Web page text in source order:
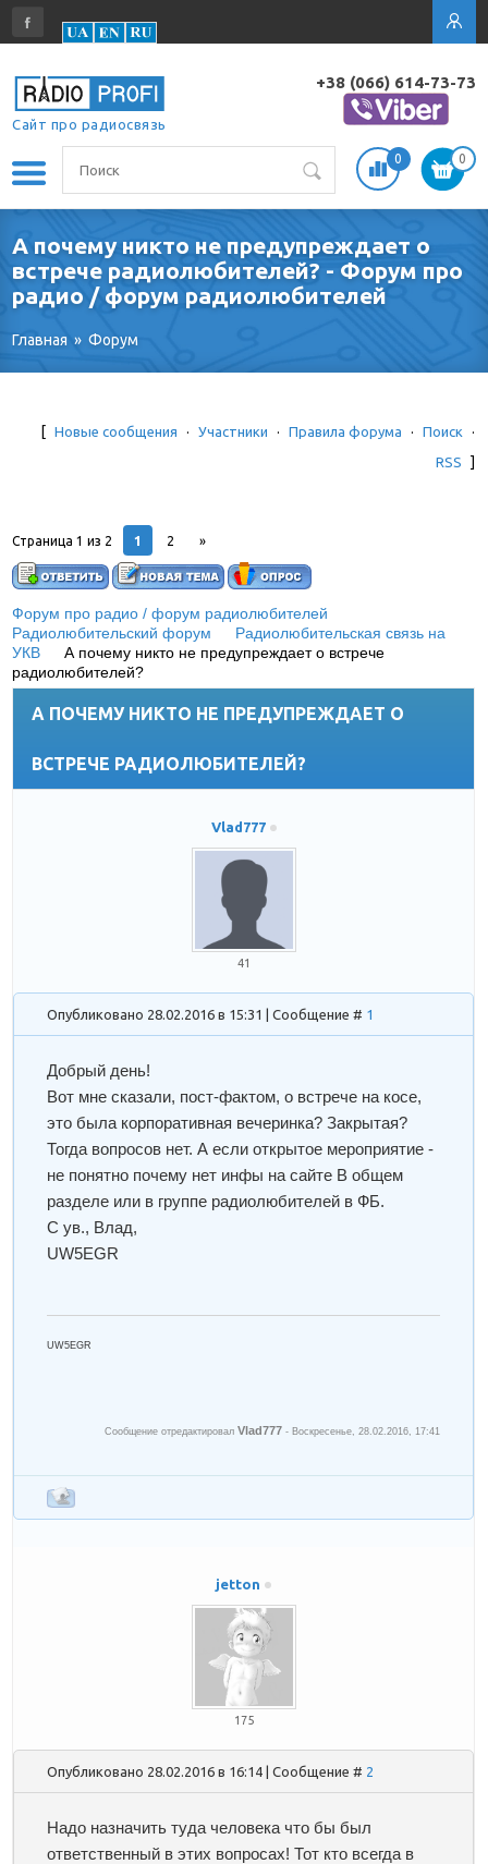
Сайт про радиосвязь
+38 (066) 614-73-73
0 0
А почему никто не предупреждает о
встрече радиолюбителей? - Форум про
радио / форум радиолюбителей
Главная » Форум
[ Новые сообщения · Участники · Правила форума · Поиск
·
RSS
]
Страница1 из 2 1 2 »
Форум про радио / форум радиолюбителей
Радиолюбительский форум
Радиолюбительская связь на
УКВ
А почему никто не предупреждает о встрече
радиолюбителей?
А ПОЧЕМУ НИКТО НЕ ПРЕДУПРЕЖДАЕТ О
ВСТРЕЧЕ РАДИОЛЮБИТЕЛЕЙ?
Vlad777
41
Опубликовано 28.02.2016 в 15:31 | Сообщение # 1
Добрый день!
Вот мне сказали, пост-фактом, о встрече на косе,
это была корпоративная вечеринка? Закрытая?
Тогда вопросов нет. А если открытое мероприятие -
не понятно почему нет инфы на сайте В общем
разделе или в группе радиолюбителей в ФБ.
С ув., Влад,
UW5EGR
UW5EGR
Сообщение отредактировалVlad777 - Воскресенье, 28.02.2016, 17:41
jetton
175
Опубликовано 28.02.2016 в 16:14 | Сообщение # 2
Надо назначить туда человека что бы был
ответственный в этих вопросах! Тот кто всегда в